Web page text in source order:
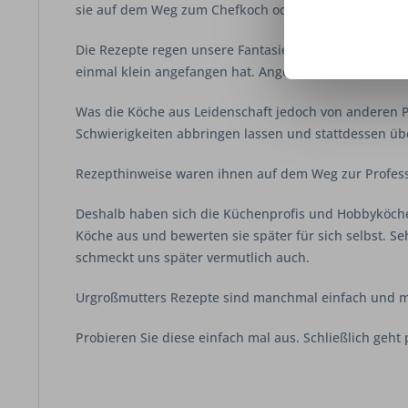
sie auf dem Weg zum Chefkoch oder Meisterbäcker
Die Rezepte regen unsere Fantasie an und lassen
einmal klein angefangen hat. Angebrannte Kartoffeln
Was die Köche aus Leidenschaft jedoch von
Schwierigkeiten abbringen lassen und stattdessen
Rezepthinweise waren ihnen auf dem Weg zur
Deshalb haben sich die Küchenprofis und
Köche aus und bewerten sie später für sich selbst.
schmeckt uns später vermutlich auch.
Urgroßmutters Rezepte sind manchmal einfach und
Probieren Sie diese einfach mal aus. Schließlich